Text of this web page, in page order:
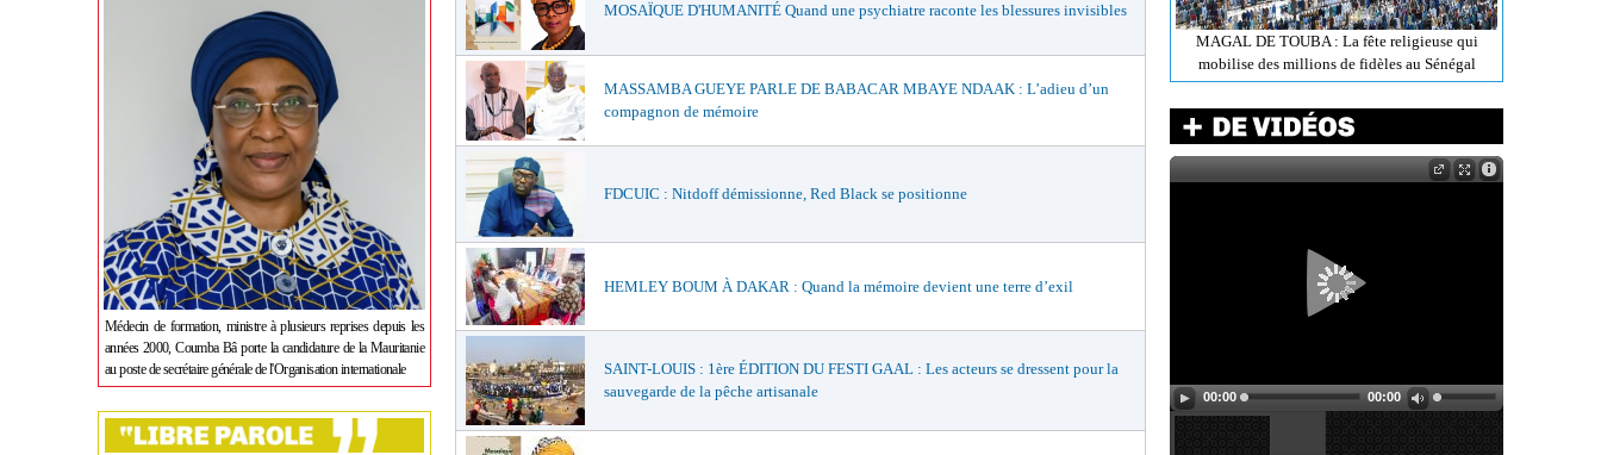
Médecin de formation, ministre à plusieurs reprises depuis les
années 2000, Coumba Bâ porte la candidature de la Mauritanie
au poste de secrétaire générale de l'Organisation internationale
MOSAÏQUE D'HUMANITÉ Quand une psychiatre raconte les blessures invisibles
MASSAMBA GUEYE PARLE DE BABACAR MBAYE NDAAK : L’adieu d’un
compagnon de mémoire
FDCUIC : Nitdoff démissionne, Red Black se positionne
HEMLEY BOUM À DAKAR : Quand la mémoire devient une terre d’exil
SAINT-LOUIS : 1ère ÉDITION DU FESTI GAAL : Les acteurs se dressent pour la
sauvegarde de la pêche artisanale
MAGAL DE TOUBA : La fête religieuse qui
mobilise des millions de fidèles au Sénégal
00:00 00:00